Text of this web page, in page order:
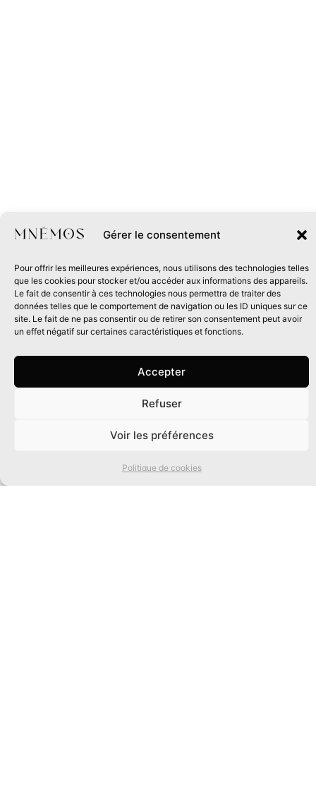
Gérer le consentement
Pour offrir les meilleures expériences, nous utilisons des technologies telles
que les cookies pour stocker et/ou accéder aux informations des appareils.
Le fait de consentir à ces technologies nous permettra de traiter des
données telles que le comportement de navigation ou les ID uniques sur ce
site. Le fait de ne pas consentir ou de retirer son consentement peut avoir
un effet négatif sur certaines caractéristiques et fonctions.
Accepter
Refuser
Voir les préférences
Politique de cookies